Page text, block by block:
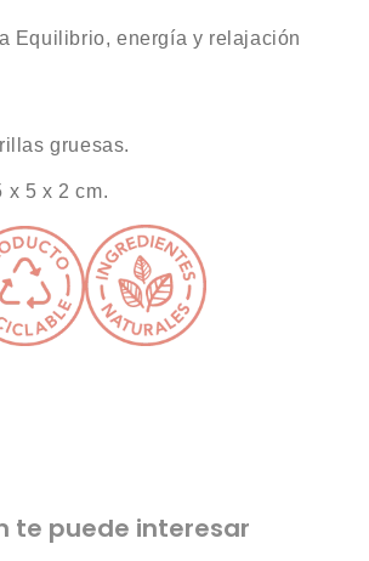
Equilibrio, energía y relajación
gruesas.
x 5 x 2 cm.
te puede interesar